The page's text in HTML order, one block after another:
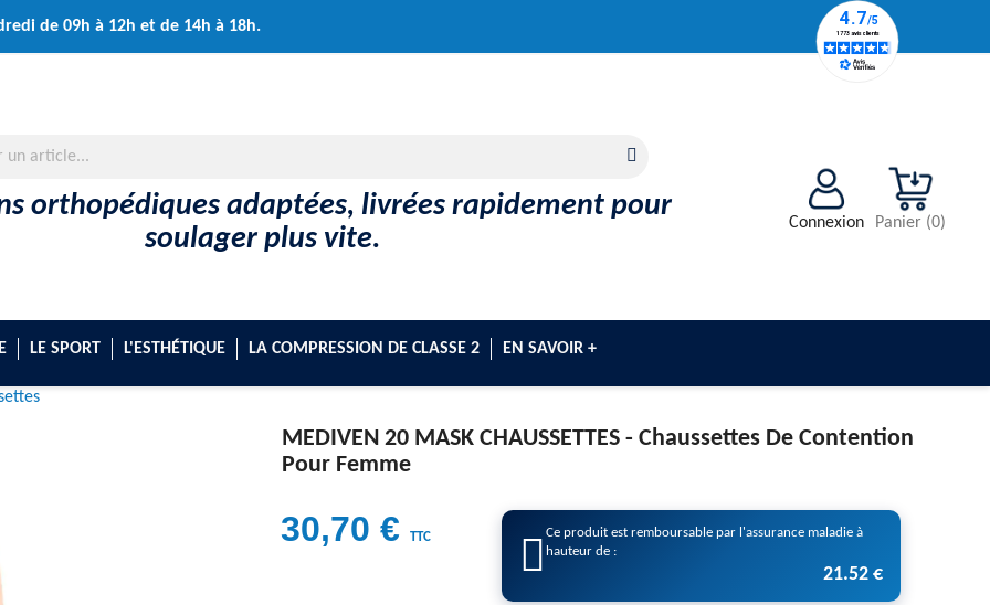
de 09h à 12h et de 14h à 18h.
orthopédiques adaptées, livrées rapidement pour
soulager plus vite.
Connexion Panier (0)
LE SPORT L'ESTHÉTIQUE LA COMPRESSION DE CLASSE 2 EN SAVOIR +
MEDIVEN 20 MASK CHAUSSETTES - Chaussettes De Contention
Pour Femme
30,70 € TTC
Ce produit est remboursable par l'assurance maladie à
hauteur de :
21.52 €